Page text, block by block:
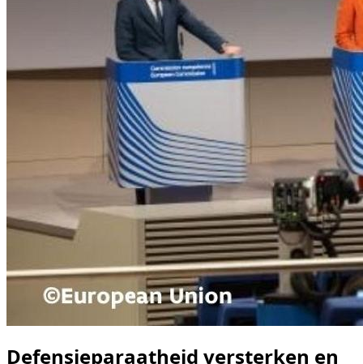
Defensieparaatheid versterken en